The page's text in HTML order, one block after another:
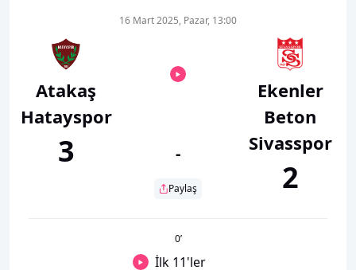
Atakaş
Hatayspor
3
16 Mart 2025, Pazar, 13:00
-
Paylaş
Ekenler
Beton
Sivasspor
2
0’
İlk 11'ler